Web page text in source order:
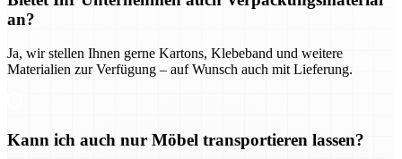
an?
Ja, wir stellen Ihnen gerne Kartons, Klebeband und weitere
Materialien zur Verfügung – auf Wunsch auch mit Lieferung.
Kann ich auch nur Möbel transportieren lassen?